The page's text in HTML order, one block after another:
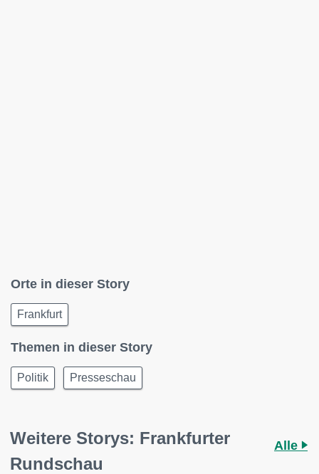
Orte in dieser Story
Frankfurt
Themen in dieser Story
Politik Presseschau
Weitere Storys: Frankfurter
Rundschau
Alle